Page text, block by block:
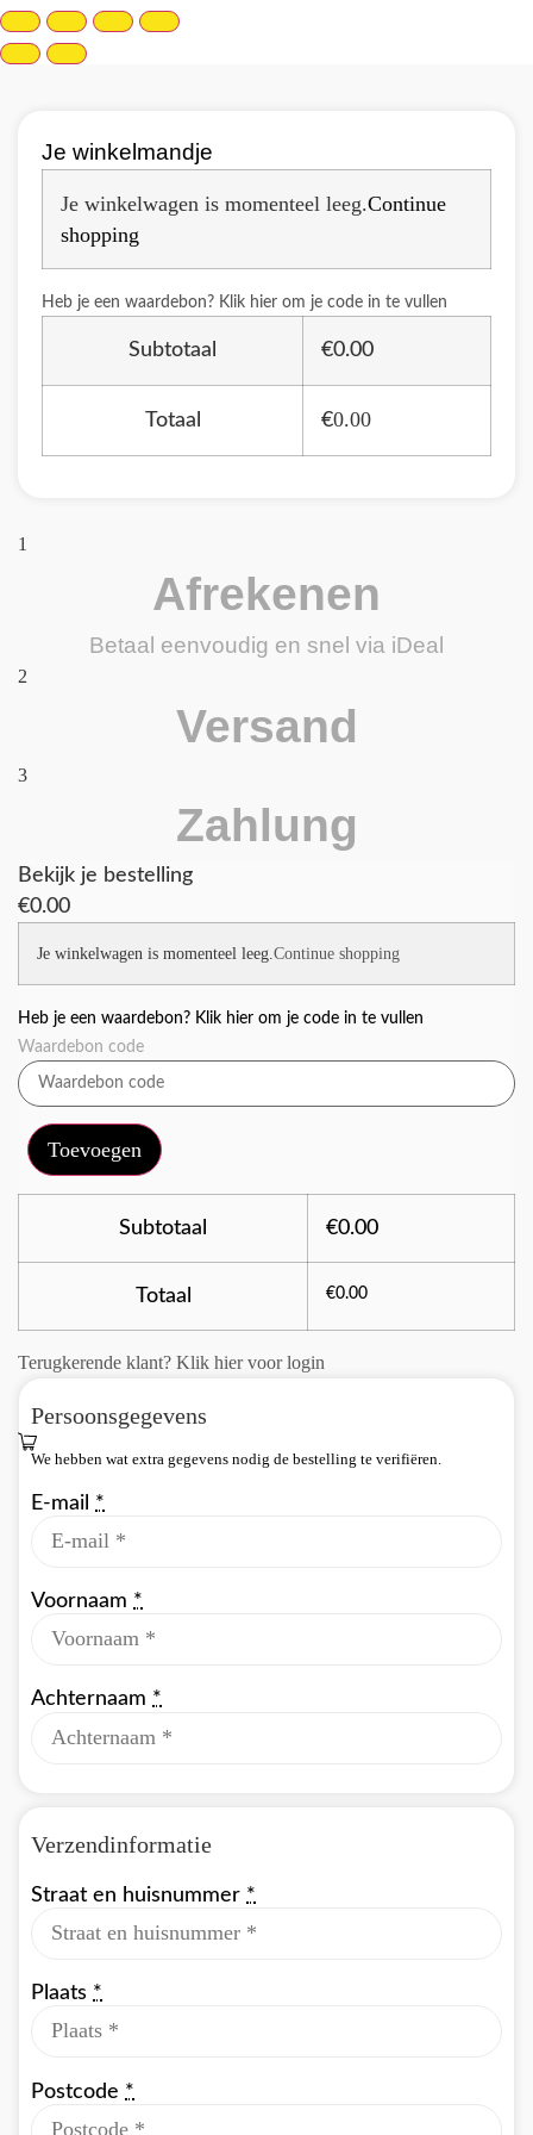
1
Afrekenen
Betaal eenvoudig en snel via iDeal
2
Versand
3
Zahlung
Bekijk je bestelling
€0.00
Je winkelwagen is momenteel leeg. Continue shopping
Heb je een waardebon? Klik hier om je code in te vullen
Waardebon code
Toevoegen
Subtotaal €0.00
Totaal €0.00
Terugkerende klant? Klik hier voor login
Persoonsgegevens
We hebben wat extra gegevens nodig de bestelling te verifiëren.
E-mail *
Voornaam *
Achternaam *
Verzendinformatie
Straat en huisnummer *
Plaats *
Postcode *
Je winkelmandje
Je winkelwagen is momenteel leeg.Continue
shopping
Heb je een waardebon? Klik hier om je code in te vullen
Subtotaal €0.00
Totaal €0.00